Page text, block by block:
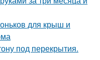
для крыш и
под перекрытия.